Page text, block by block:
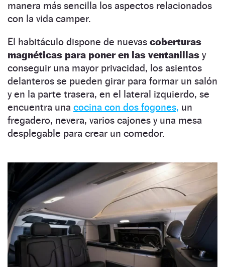
manera más sencilla los aspectos relacionados
con la vida camper.
El habitáculo dispone de nuevas coberturas
magnéticas para poner en las ventanillas y
conseguir una mayor privacidad, los asientos
delanteros se pueden girar para formar un salón
y en la parte trasera, en el lateral izquierdo, se
encuentra una cocina con dos fogones, un
fregadero, nevera, varios cajones y una mesa
desplegable para crear un comedor.